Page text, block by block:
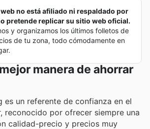
no está afiliado ni respaldado por
pretende replicar su sitio web oficial.
y organizamos los últimos folletos de
de tu zona, todo cómodamente en
manera de ahorrar
es un referente de confianza en el
reconocido por ofrecer siempre una
calidad-precio y precios muy